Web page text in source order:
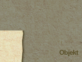
Objekt